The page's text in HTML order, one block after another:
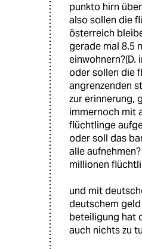
punkto hirn
also sollen die
österreich
gerade mal 8.5
einwohnern?(D.
oder sollen die
angrenzenden
zur erinnerung,
immernoch mit
flüchtlinge
oder soll das
alle
millionen
und mit
deutschem
beteiligung hat
auch nichts zu